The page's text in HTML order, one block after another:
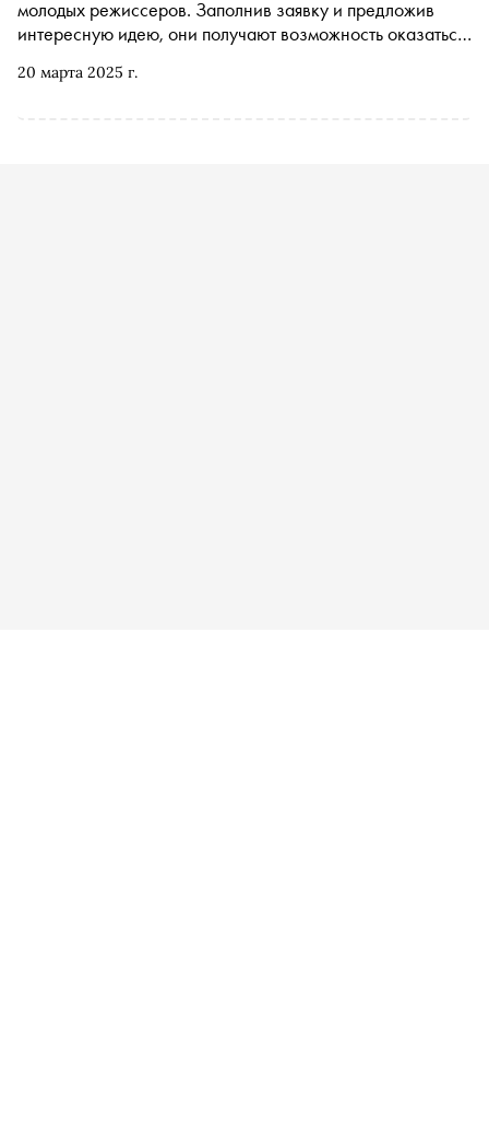
20 марта 2025 г.
молодых режиссеров. Заполнив заявку и предложив
интересную идею, они получают возможность оказаться
постановщикам приходится долго оттачивать мастерство,